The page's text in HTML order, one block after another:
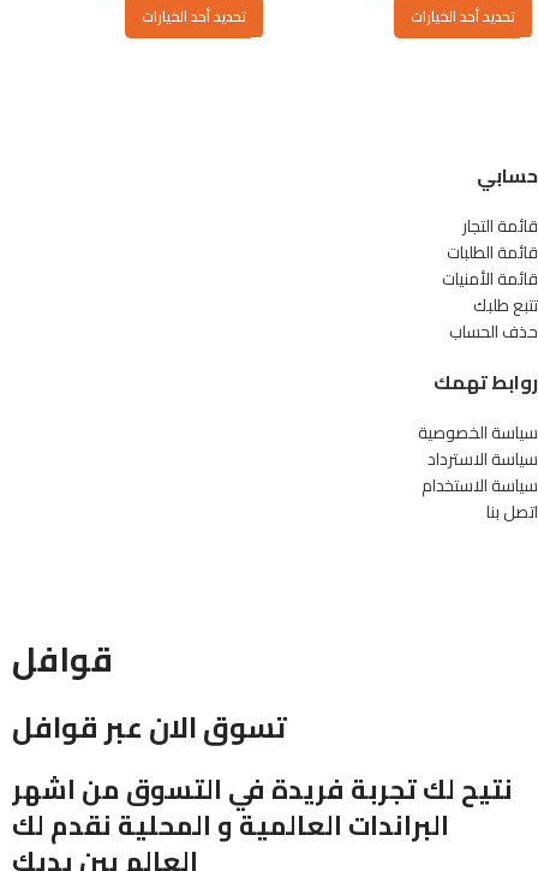
تحديد أحد الخيارات تحديد أحد الخيارات
حسابي
قائمة التجار
قائمة الطلبات
قائمة الأمنيات
تتبع طلبك
حذف الحساب
روابط تهمك
سياسة الخصوصية
سياسة الاسترداد
سياسة الاستخدام
اتصل بنا
قوافل
تسوق الان عبر قوافل
نتيح لك تجربة فريدة في التسوق من اشهر
البراندات العالمية و المحلية نقدم لك
العالم بين يديك